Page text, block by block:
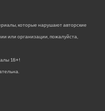
которые нарушают авторские
или организации, пожалуйста,
18+!